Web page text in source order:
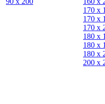
170 х
170 х
170 х
180 х
180 х
180 х
200 x